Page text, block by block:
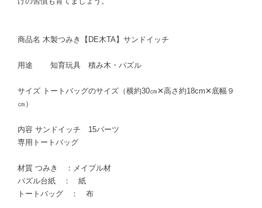
商品名 木製つみき【DE木TA】サンドイッチ
用途 知育玩具 積み木・パズル
サイズ トートバッグのサイズ（横約30㎝✕高さ約18cm✕底幅９
㎝）
内容 サンドイッチ 15パーツ
専用トートバッグ
材質 つみき ：メイプル材
パズル台紙 ： 紙
トートバッグ ： 布